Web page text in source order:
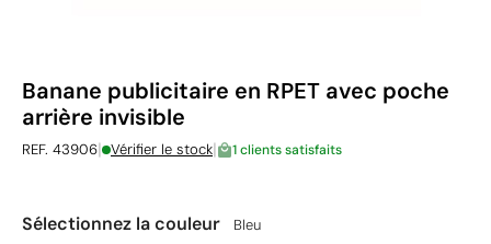
Banane publicitaire en RPET avec poche
arrière invisible
REF. 43906| Vérifier le stock| 1 clients satisfaits
Sélectionnez la couleur Bleu